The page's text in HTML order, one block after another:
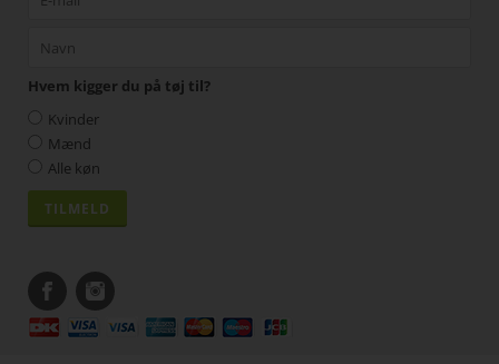
Hvem kigger du på tøj til?
Kvinder
Mænd
Alle køn